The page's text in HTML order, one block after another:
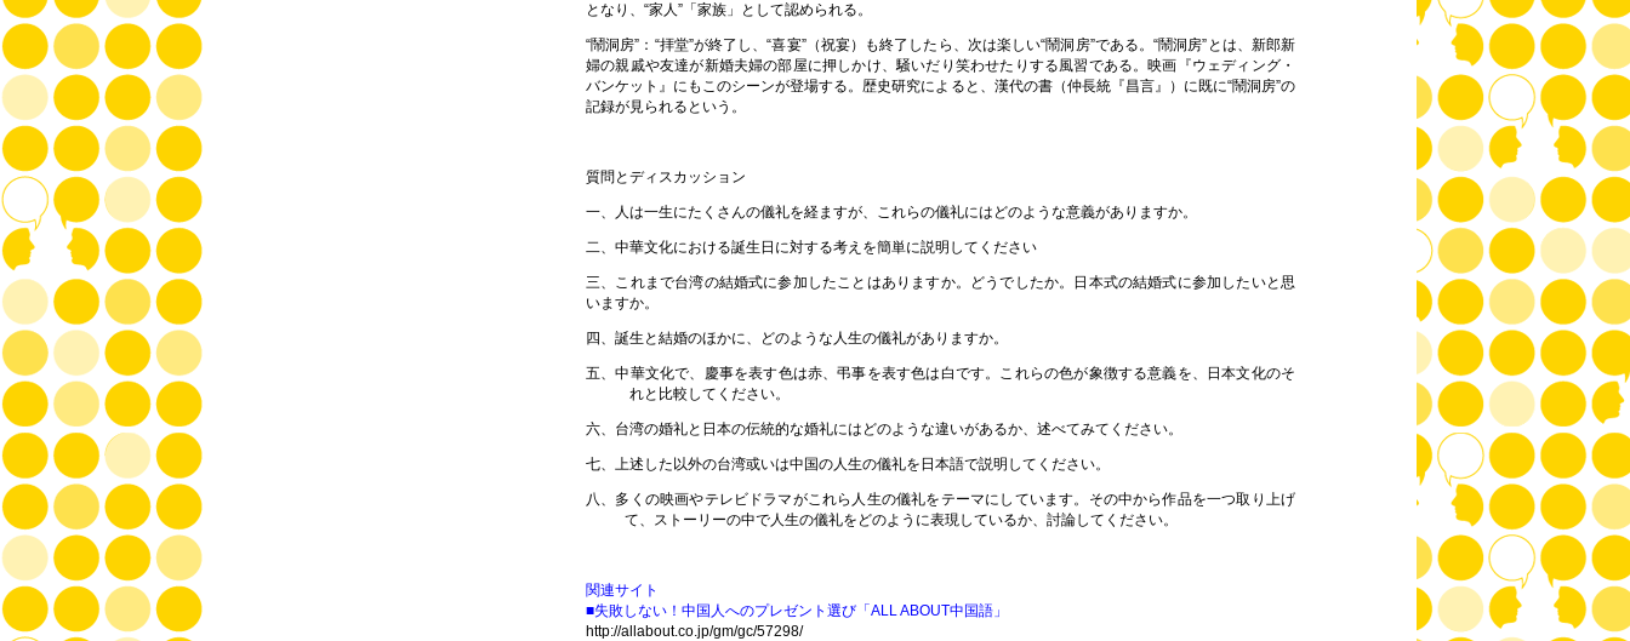
となり、“家人”「家族」として認められる。
“鬧洞房”：“拝堂”が終了し、“喜宴”（祝宴）も終了したら、次は楽しい“鬧洞房”である。“鬧洞房”とは、新郎新
婦の親戚や友達が新婚夫婦の部屋に押しかけ、騒いだり笑わせたりする風習である。映画『ウェディング・
バンケット』にもこのシーンが登場する。歴史研究によると、漢代の書（仲長統『昌言』
）に既に“鬧洞房”の
記録が見られるという。
質問とディスカッション
一、人は一生にたくさんの儀礼を経ますが、これらの儀礼にはどのような意義がありますか。
二、中華文化における誕生日に対する考えを簡単に説明してください
三、これまで台湾の結婚式に参加したことはありますか。どうでしたか。日本式の結婚式に参加したいと思
いますか。
四、誕生と結婚のほかに、どのような人生の儀礼がありますか。
五、中華文化で、 慶事を表す色は赤、弔事を表す色は白です。これらの色が象徴する意義を、日本文化のそ
れと比較してください。
六、台湾の婚礼と日本の伝統的な婚礼にはどのような違いがあるか、述べてみてください。
七、上述した以外の台湾或いは中国の人生の儀礼を日本語で説明してください。
八、多くの映画やテレビドラマがこれら人生の儀礼をテーマにしています。その中から作品を一つ取り上げ
て、ストーリーの中で人生の儀礼をどのように表現しているか、討論してください。
関連サイト
■失敗しない！中国人へのプレゼント選び「 ALL ABOUT中国語」
http://allabout.co.jp/gm/gc/57298/